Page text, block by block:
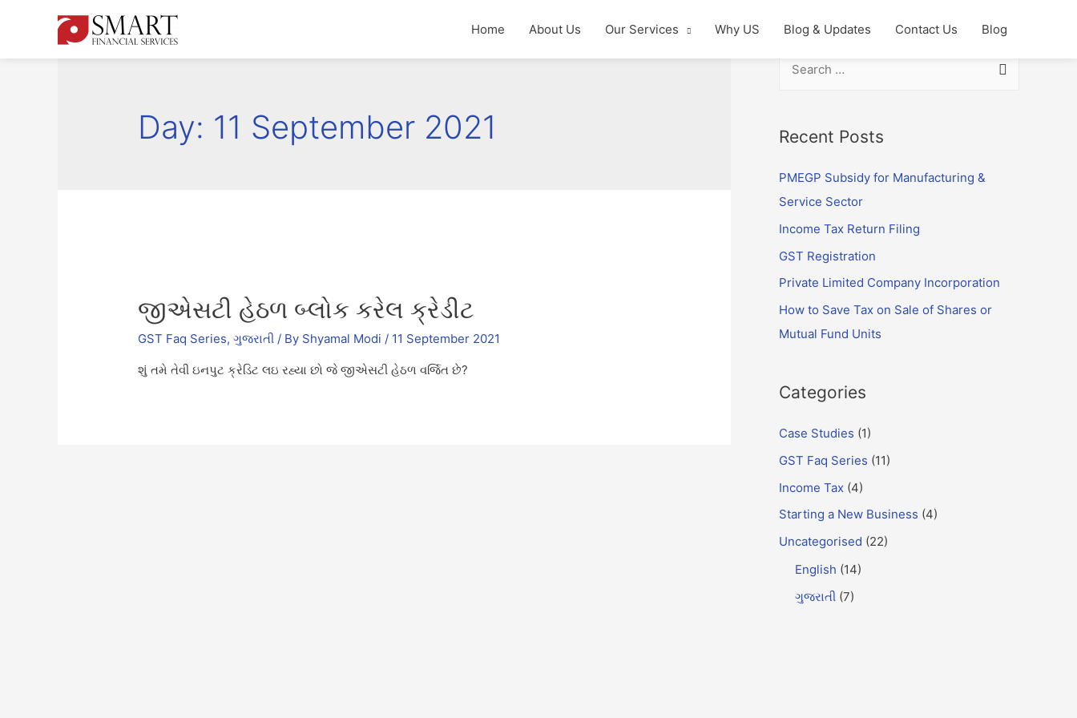
Home About Us Our Services Why US Blog & Updates Contact Us Blog
Day: 11 September 2021
જીએસટી હેઠળ બ્લોક કરેલ ક્રેડીટ
GST Faq Series,ગુજરાતી / By Shyamal Modi / 11 September 2021
શું તમે તેવી ઇનપુટ ક્રેડિટ લઇ રહ્યા છો જે જીએસટી હેઠળ વર્જિત છે?
S
r
h
f
o
r
:
Recent Posts
PMEGP Subsidy for Manufacturing &
Service Sector
Income Tax Return Filing
GST Registration
Private Limited Company Incorporation
How to Save Tax on Sale of Shares or
Mutual Fund Units
Categories
Case Studies (1)
GST Faq Series (11)
Income Tax (4)
Starting a New Business (4)
Uncategorised (22)
English (14)
ગુજરાતી (7)